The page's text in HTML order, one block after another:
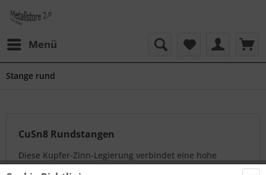
Menü
Stange rund
CuSn8 Rundstangen
Diese Kupfer-Zinn-Legierung verbindet eine hohe